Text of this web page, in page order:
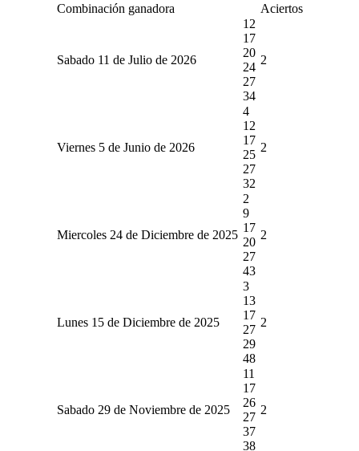
Combinación ganadora Aciertos
Sabado 11 de Julio de 2026
12
17
20
24
27
34
2
Viernes 5 de Junio de 2026
4
12
17
25
27
32
2
Miercoles 24 de Diciembre de 2025
2
9
17
20
27
43
2
Lunes 15 de Diciembre de 2025
3
13
17
27
29
48
2
Sabado 29 de Noviembre de 2025
11
17
26
27
37
38
2